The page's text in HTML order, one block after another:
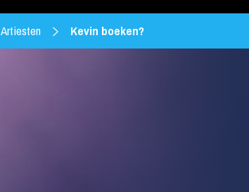
Artiesten Kevin boeken?